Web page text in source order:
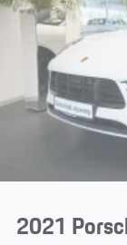
2021